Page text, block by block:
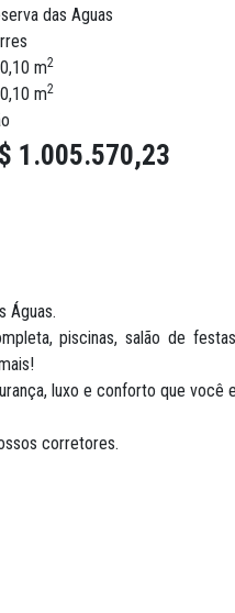
das Aguas
m2
m2
1.005.570,23
Águas.
piscinas, salão de
luxo e conforto que você
corretores.